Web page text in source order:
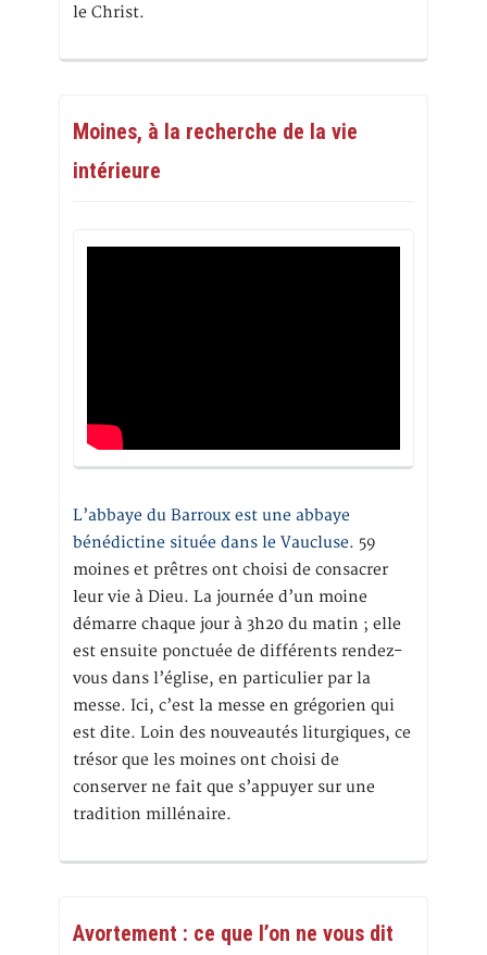
le Christ.
Moines, à la recherche de la vie
intérieure
L’abbaye du Barroux est une abbaye
bénédictine située dans le Vaucluse. 59
moines et prêtres ont choisi de consacrer
leur vie à Dieu. La journée d’un moine
démarre chaque jour à 3h20 du matin ; elle
est ensuite ponctuée de différents rendez-
vous dans l’église, en particulier par la
messe. Ici, c’est la messe en grégorien qui
est dite. Loin des nouveautés liturgiques, ce
trésor que les moines ont choisi de
conserver ne fait que s’appuyer sur une
tradition millénaire.
Avortement : ce que l’on ne vous dit